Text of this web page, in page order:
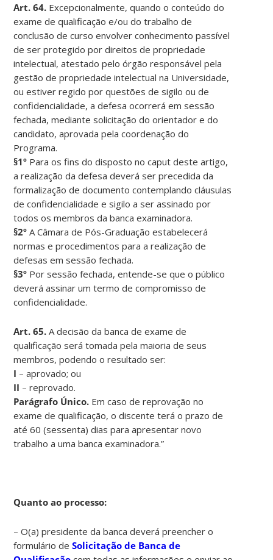
Art. 64. Excepcionalmente, quando o conteúdo do
exame de qualificação e/ou do trabalho de
conclusão de curso envolver conhecimento passível
de ser protegido por direitos de propriedade
intelectual, atestado pelo órgão responsável pela
gestão de propriedade intelectual na Universidade,
ou estiver regido por questões de sigilo ou de
confidencialidade, a defesa ocorrerá em sessão
fechada, mediante solicitação do orientador e do
candidato, aprovada pela coordenação do
Programa.
§1º Para os fins do disposto no caput deste artigo,
a realização da defesa deverá ser precedida da
formalização de documento contemplando cláusulas
de confidencialidade e sigilo a ser assinado por
todos os membros da banca examinadora.
§2º A Câmara de Pós-Graduação estabelecerá
normas e procedimentos para a realização de
defesas em sessão fechada.
§3º Por sessão fechada, entende-se que o público
deverá assinar um termo de compromisso de
confidencialidade.
Art. 65. A decisão da banca de exame de
qualificação será tomada pela maioria de seus
membros, podendo o resultado ser:
I – aprovado; ou
II – reprovado.
Parágrafo Único. Em caso de reprovação no
exame de qualificação, o discente terá o prazo de
até 60 (sessenta) dias para apresentar novo
trabalho a uma banca examinadora.”
Quanto ao processo:
– O(a) presidente da banca deverá preencher o
formulário deSolicitação de Banca de